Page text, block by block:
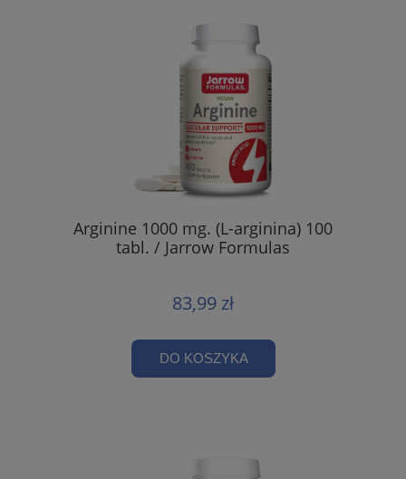
Arginine 1000 mg. (L-arginina) 100
tabl. / Jarrow Formulas
83,99 zł
DO KOSZYKA